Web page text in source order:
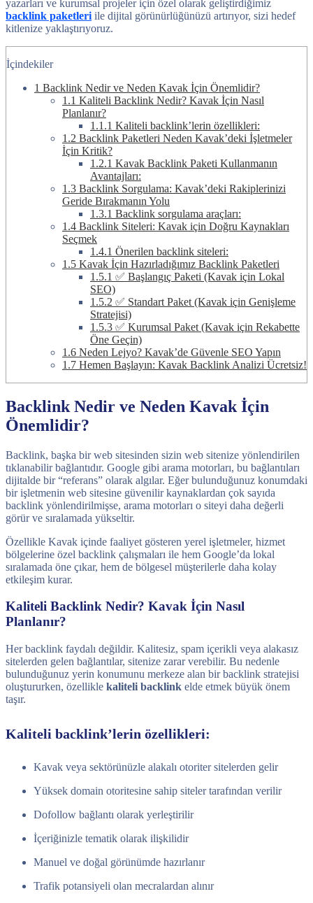
yazarları ve kurumsal projeler için özel olarak geliştirdiğimiz
backlink paketleri ile dijital görünürlüğünüzü artırıyor, sizi hedef
kitlenize yaklaştırıyoruz.
İçindekiler
1 Backlink Nedir ve Neden Kavak İçin Önemlidir?
1.1 Kaliteli Backlink Nedir? Kavak İçin Nasıl
Planlanır?
1.1.1 Kaliteli backlink’lerin özellikleri:
1.2 Backlink Paketleri Neden Kavak’deki İşletmeler
İçin Kritik?
1.2.1 Kavak Backlink Paketi Kullanmanın
Avantajları:
1.3 Backlink Sorgulama: Kavak’deki Rakiplerinizi
Geride Bırakmanın Yolu
1.3.1 Backlink sorgulama araçları:
1.4 Backlink Siteleri: Kavak için Doğru Kaynakları
Seçmek
1.4.1 Önerilen backlink siteleri:
1.5 Kavak İçin Hazırladığımız Backlink Paketleri
1.5.1 ✅ Başlangıç Paketi (Kavak için Lokal
SEO)
1.5.2 ✅ Standart Paket (Kavak için Genişleme
Stratejisi)
1.5.3 ✅ Kurumsal Paket (Kavak için Rekabette
Öne Geçin)
1.6 Neden Lejyo? Kavak’de Güvenle SEO Yapın
1.7 Hemen Başlayın: Kavak Backlink Analizi Ücretsiz!
Backlink Nedir ve Neden Kavak İçin
Önemlidir?
Backlink, başka bir web sitesinden sizin web sitenize yönlendirilen
tıklanabilir bağlantıdır. Google gibi arama motorları, bu bağlantıları
dijitalde bir “referans” olarak algılar. Eğer bulunduğunuz konumdaki
bir işletmenin web sitesine güvenilir kaynaklardan çok sayıda
backlink yönlendirilmişse, arama motorları o siteyi daha değerli
görür ve sıralamada yükseltir.
Özellikle Kavak içinde faaliyet gösteren yerel işletmeler, hizmet
bölgelerine özel backlink çalışmaları ile hem Google’da lokal
sıralamada öne çıkar, hem de bölgesel müşterilerle daha kolay
etkileşim kurar.
Kaliteli Backlink Nedir? Kavak İçin Nasıl
Planlanır?
Her backlink faydalı değildir. Kalitesiz, spam içerikli veya alakasız
sitelerden gelen bağlantılar, sitenize zarar verebilir. Bu nedenle
bulunduğunuz yerin konumunu merkeze alan bir backlink stratejisi
oluştururken, özellikle kaliteli backlink elde etmek büyük önem
taşır.
Kaliteli backlink’lerin özellikleri:
Kavak veya sektörünüzle alakalı otoriter sitelerden gelir
Yüksek domain otoritesine sahip siteler tarafından verilir
Dofollow bağlantı olarak yerleştirilir
İçeriğinizle tematik olarak ilişkilidir
Manuel ve doğal görünümde hazırlanır
Trafik potansiyeli olan mecralardan alınır